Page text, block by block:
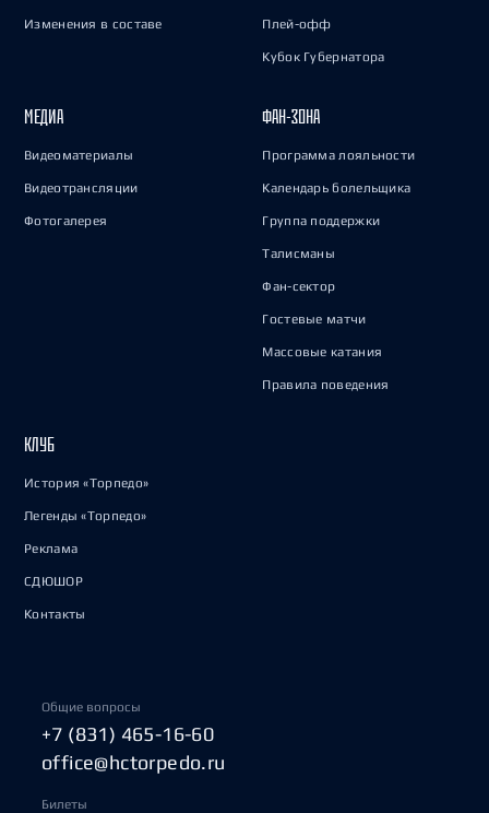
Изменения в составе Плей-офф
Кубок Губернатора
МЕДИА
Видеоматериалы
Видеотрансляции
Фотогалерея
ФАН-ЗОНА
Программа лояльности
Календарь болельщика
Группа поддержки
Талисманы
Фан-сектор
Гостевые матчи
Массовые катания
Правила поведения
КЛУБ
История «Торпедо»
Легенды «Торпедо»
Реклама
СДЮШОР
Контакты
Общие вопросы
+7 (831) 465-16-60
office@hctorpedo.ru
Билеты